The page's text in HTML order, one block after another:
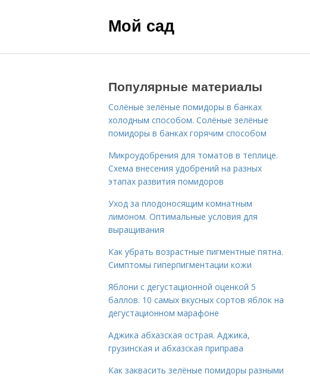
Мой сад
Популярные материалы
Солёные зелёные помидоры в банках
холодным способом. Солёные зелёные
помидоры в банках горячим способом
Микроудобрения для томатов в теплице.
Схема внесения удобрений на разных
этапах развития помидоров
Уход за плодоносящим комнатным
лимоном. Оптимальные условия для
выращивания
Как убрать возрастные пигментные пятна.
Симптомы гиперпигментации кожи
Яблони с дегустационной оценкой 5
баллов. 10 самых вкусных сортов яблок на
дегустационном марафоне
Аджика абхазская острая. Аджика,
грузинская и абхазская приправа
Как заквасить зелёные помидоры разными